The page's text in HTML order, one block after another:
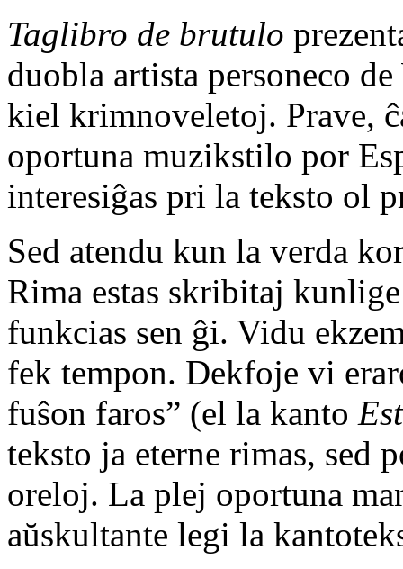
Taglibro de brutulo
duobla artista personeco
kiel krimnoveletoj. Prave,
oportuna muzikstilo por
interesiĝas pri la teksto ol
Sed atendu kun la verda
Rima estas skribitaj
funkcias sen ĝi. Vidu
fek tempon. Dekfoje vi
fuŝon faros” (el la kanto
teksto ja eterne rimas, sed
oreloj. La plej oportuna
aŭskultante legi la